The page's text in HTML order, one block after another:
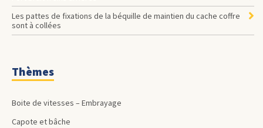
les pattes de fixations de la béquille de maintien du cache coffre
sont à collées
Thèmes
Boite de vitesses – Embrayage
Capote et bâche